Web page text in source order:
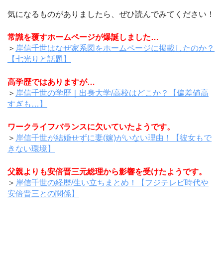
気になるものがありましたら、ぜひ読んでみてください！
常識を覆すホームページが爆誕しました…
＞ 岸信千世はなぜ家系図をホームページに掲載したのか？
【七光りと話題】
高学歴ではありますが…
＞ 岸信千世の学歴｜出身大学/高校はどこか？【偏差値高
すぎも…】
ワークライフバランスに欠いていたようです。
＞ 岸信千世が結婚せずに妻(嫁)がいない理由！【彼女もで
きない環境】
父親よりも安倍晋三元総理から影響を受けたようです。
＞ 岸信千世の経歴/生い立ちまとめ！【フジテレビ時代や
安倍晋三との関係】